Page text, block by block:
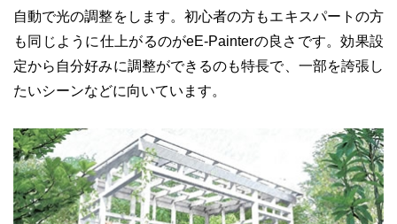
自動で光の調整をします。初心者の方もエキスパートの方
も同じように仕上がるのがeE-Painterの良さです。効果設
定から自分好みに調整ができるのも特長で、一部を誇張し
たいシーンなどに向いています。